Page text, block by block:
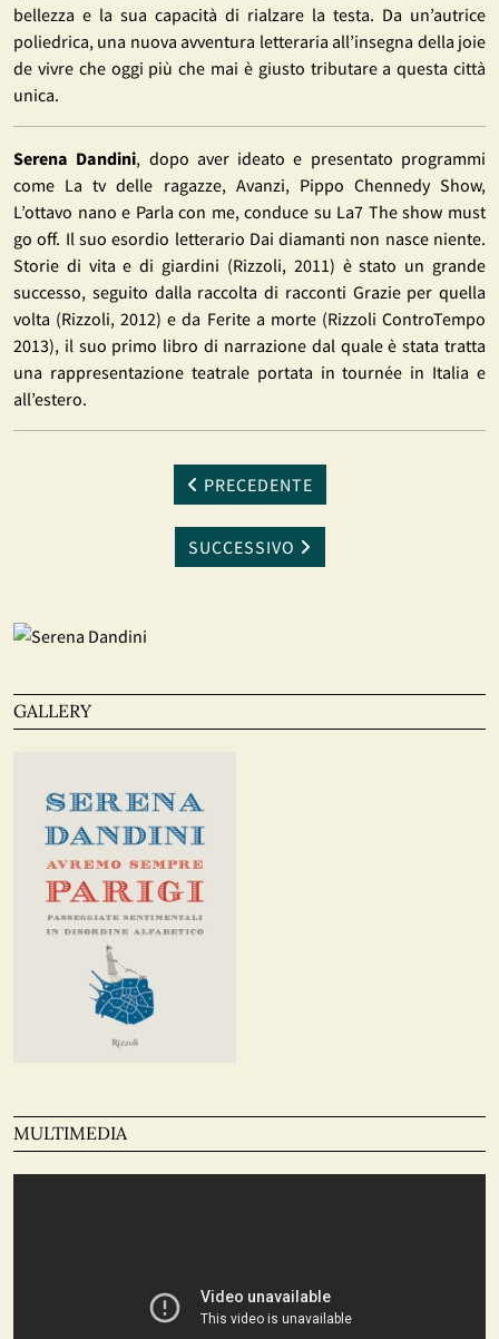
bellezza e la sua capacità di rialzare la testa. Da un’autrice
poliedrica, una nuova avventura letteraria all’insegna della joie
de vivre che oggi più che mai è giusto tributare a questa città
unica.
Serena Dandini, dopo aver ideato e presentato programmi
come La tv delle ragazze, Avanzi, Pippo Chennedy Show,
L’ottavo nano e Parla con me, conduce su La7 The show must
go off. Il suo esordio letterario Dai diamanti non nasce niente.
Storie di vita e di giardini (Rizzoli, 2011) è stato un grande
successo, seguito dalla raccolta di racconti Grazie per quella
volta (Rizzoli, 2012) e da Ferite a morte (Rizzoli ControTempo
2013), il suo primo libro di narrazione dal quale è stata tratta
una rappresentazione teatrale portata in tournée in Italia e
all’estero.
PRECEDENTE
SUCCESSIVO
GALLERY
MULTIMEDIA